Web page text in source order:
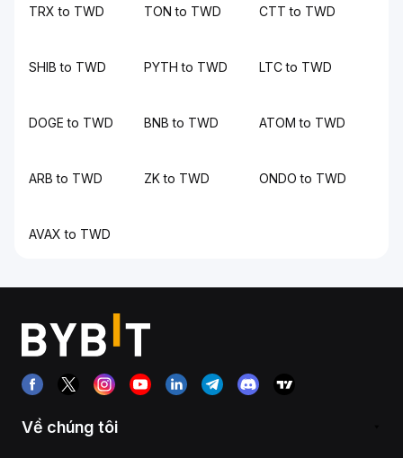
TRX to TWD TON to TWD CTT to TWD
SHIB to TWD PYTH to TWD LTC to TWD
DOGE to TWD BNB to TWD ATOM to TWD
ARB to TWD ZK to TWD ONDO to TWD
AVAX to TWD
Về chúng tôi